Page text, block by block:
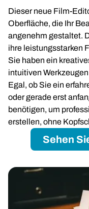
Dieser neue Film-
Oberfläche, die Ihr
angenehm gestaltet.
ihre leistungsstarken
Sie haben ein
intuitiven
Egal, ob Sie ein
oder gerade erst
benötigen, um
erstellen, ohne
Sehen